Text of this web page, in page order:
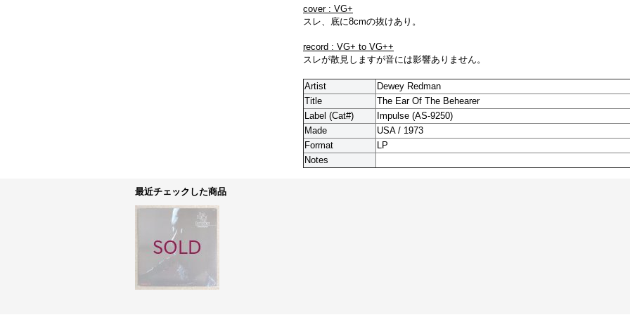
cover : VG+
スレ、底に8cmの抜けあり。
record : VG+ to VG++
スレが散見しますが音には影響ありません。
Artist
Dewey Redman
Title
The Ear Of The Behearer
Label (Cat#)
Impulse (AS-9250)
Made
USA / 1973
Format
LP
Notes
最近チェックした商品